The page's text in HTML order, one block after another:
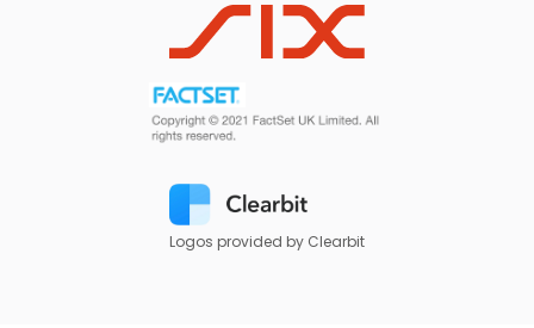
Logos provided by Clearbit